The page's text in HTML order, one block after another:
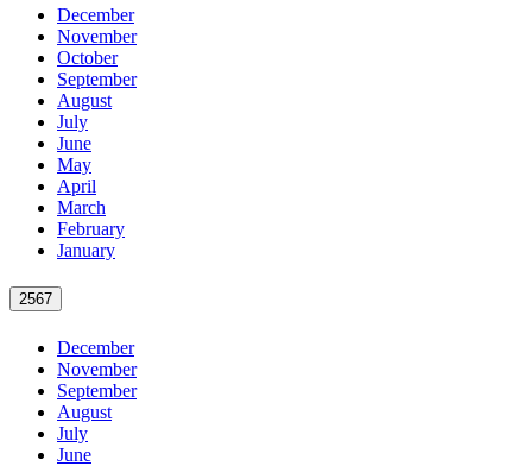
December
November
October
September
August
July
June
May
April
March
February
January
2567
December
November
September
August
July
June